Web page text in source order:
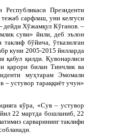
Президенти
сарфлаш, уни келгуси
- дейди Хўжамқул Кўганов. –
суви» йили, деб эълон
бўйича, ўтказилган
куни 2005-2015 йилларда
қабул қилди. Қувонарлиси
қарори билан Тинчлик ва
муҳтарам Эмомали
– устувор тараққиёт учун»
кўра, «Сув – устувор
22 мартда бошланиб, 22
сарварининг таклифи